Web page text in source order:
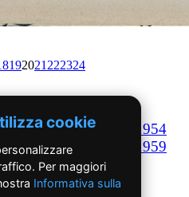
192021 222324
1952 Anno1953 1954
1957Anno1958 1959
cookie
Per maggiori
Informativa sulla